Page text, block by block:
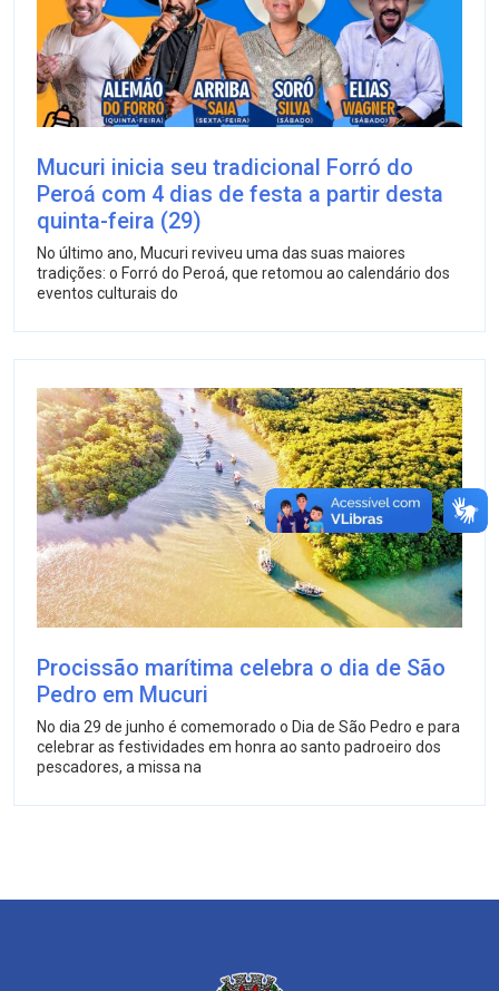
Mucuri inicia seu tradicional Forró do
Peroá com 4 dias de festa a partir desta
quinta-feira (29)
No último ano, Mucuri reviveu uma das suas maiores
tradições: o Forró do Peroá, que retomou ao calendário dos
eventos culturais do
Procissão marítima celebra o dia de São
Pedro em Mucuri
No dia 29 de junho é comemorado o Dia de São Pedro e para
celebrar as festividades em honra ao santo padroeiro dos
pescadores, a missa na